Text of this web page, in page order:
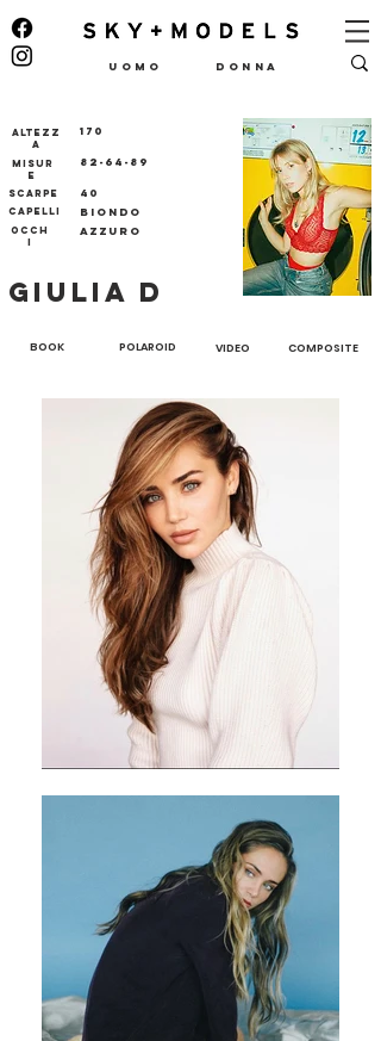
UOMO DONNA
GIULIA D
ALTEZZ
A
MISUR
E
170
82-64-89
SCARPE 40
CAPELLI BIONDO
OCCH
I
AZZURO
BOOK POLAROID VIDEO COMPOSITE